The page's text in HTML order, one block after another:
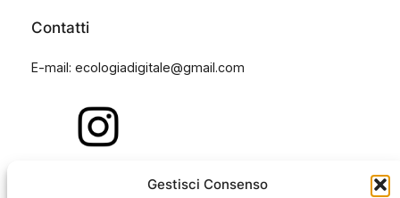
Gestisci Consenso
Contatti
E-mail: ecologiadigitale@gmail.com